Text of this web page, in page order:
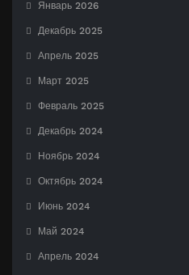
Январь 2026
Декабрь 2025
Апрель 2025
Март 2025
Февраль 2025
Декабрь 2024
Ноябрь 2024
Октябрь 2024
Июнь 2024
Май 2024
Апрель 2024